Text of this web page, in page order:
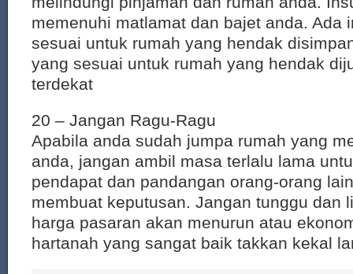
memenuhi matlamat dan bajet anda. Ada
sesuai untuk rumah yang hendak
yang sesuai untuk rumah yang hendak
terdekat
20 – Jangan Ragu-Ragu
Apabila anda sudah jumpa rumah yang
anda, jangan ambil masa terlalu lama
pendapat dan pandangan orang-orang
membuat keputusan. Jangan tunggu dan
harga pasaran akan menurun atau
hartanah yang sangat baik takkan kekal